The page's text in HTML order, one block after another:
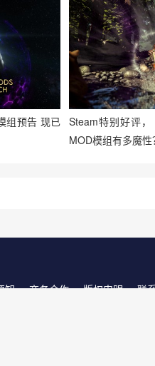
组预告 现已
Steam特别好评
MOD模组有多魔性
知 商务合作 版权申明
联